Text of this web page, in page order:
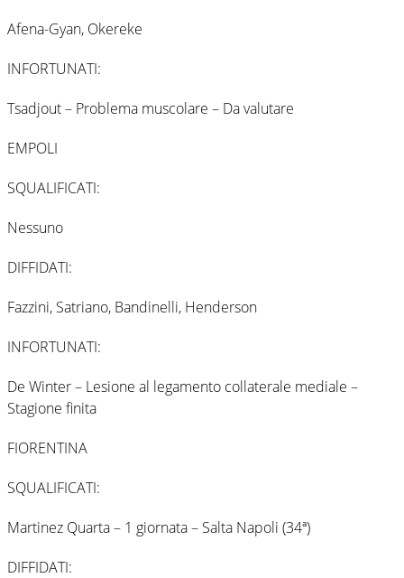
Afena-Gyan, Okereke
INFORTUNATI:
Tsadjout – Problema muscolare – Da valutare
EMPOLI
SQUALIFICATI:
Nessuno
DIFFIDATI:
Fazzini, Satriano, Bandinelli, Henderson
INFORTUNATI:
De Winter – Lesione al legamento collaterale mediale –
Stagione finita
FIORENTINA
SQUALIFICATI:
Martinez Quarta – 1 giornata – Salta Napoli (34ª)
DIFFIDATI: